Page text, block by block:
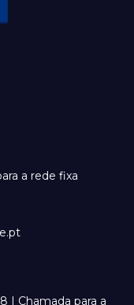
a rede fixa
| Chamada para a